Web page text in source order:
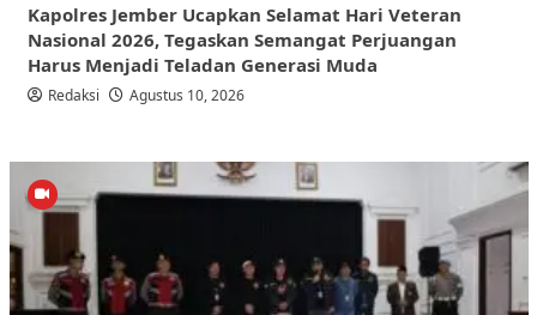
Kapolres Jember Ucapkan Selamat Hari Veteran
Nasional 2026, Tegaskan Semangat Perjuangan
Harus Menjadi Teladan Generasi Muda
Redaksi Agustus 10, 2026